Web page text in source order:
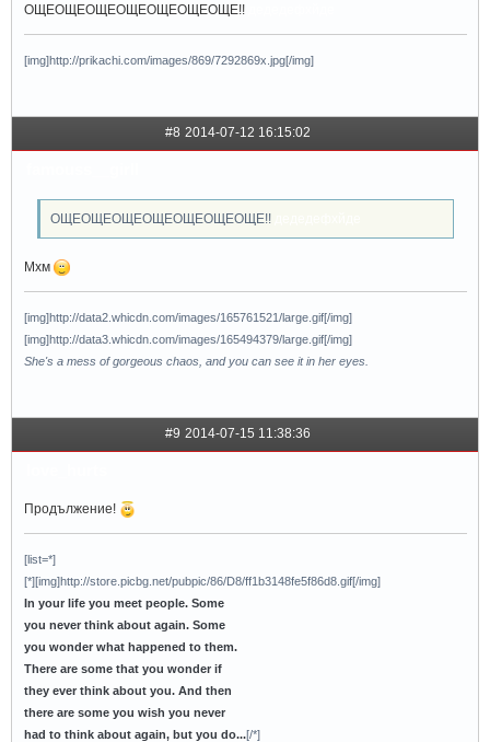
ОЩЕОЩЕОЩЕОЩЕОЩЕОЩЕОЩЕ!!
[img]http://prikachi.com/images/869/7292869x.jpg[/img]
#8 2014-07-12 16:15:02
ОЩЕОЩЕОЩЕОЩЕОЩЕОЩЕОЩЕ!!
Мхм
[img]http://data2.whicdn.com/images/165761521/large.gif[/img]
[img]http://data3.whicdn.com/images/165494379/large.gif[/img]
She's a mess of gorgeous chaos, and you can see it in her eyes.
#9 2014-07-15 11:38:36
Продължение!
[list=*]
[*][img]http://store.picbg.net/pubpic/86/D8/ff1b3148fe5f86d8.gif[/img]
In your life you meet people. Some
you never think about again. Some
you wonder what happened to them.
There are some that you wonder if
they ever think about you. And then
there are some you wish you never
had to think about again, but you do...[/*]